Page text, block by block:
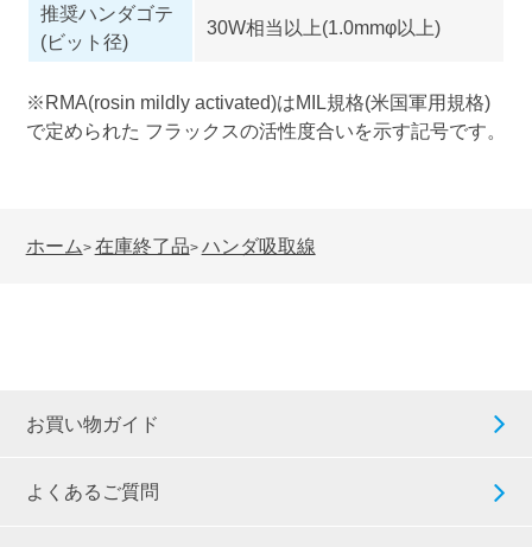
推奨ハンダゴテ
(ビット径)
30W相当以上(1.0mmφ以上)
※RMA(rosin mildly activated)はMIL規格(米国軍用規格)
で定められた フラックスの活性度合いを示す記号です。
ホーム> 在庫終了品> ハンダ吸取線
お買い物ガイド
よくあるご質問